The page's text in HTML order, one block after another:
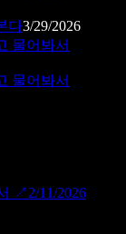
다3/29/2026
물어봐서
물어봐서
↗ 2/11/2026